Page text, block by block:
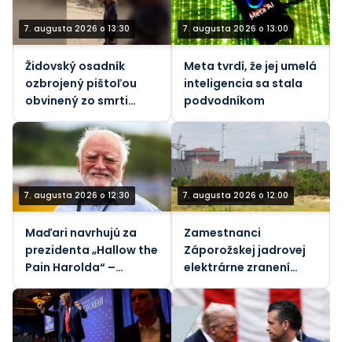
7. augusta 2026 o 13:30
Židovský osadník
ozbrojený pištoľou
obvinený zo smrti
vodcu komunity na
Západnom brehu
Jordánu (VIDEÁ)
7. augusta 2026 o 13:00
Meta tvrdí, že jej umelá
inteligencia sa stala
podvodníkom
7. augusta 2026 o 12:30
Maďari navrhujú za
prezidenta „Hallow the
Pain Harolda“ –
Guardian
7. augusta 2026 o 12:00
Zamestnanci
Záporožskej jadrovej
elektrárne zranení
ukrajinskými
nášľapnými mínami,
povedal generálny
riaditeľ Rosatomu